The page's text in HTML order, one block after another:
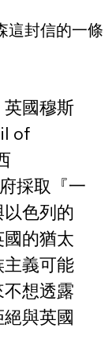
這封信的一條
英國穆斯
of
採取『一
色列的
的猶太
義可能
想透露
與英國